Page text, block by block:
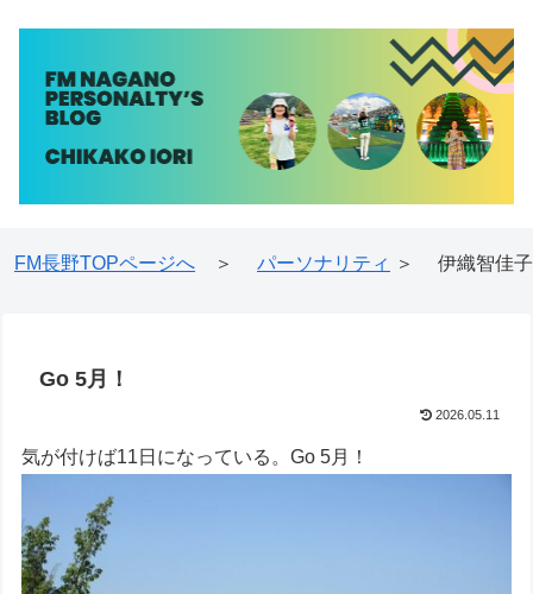
FM長野TOPページへ ＞ パーソナリティ ＞ 伊織智佳子
Go 5月！
2026.05.11
気が付けば11日になっている。Go 5月！